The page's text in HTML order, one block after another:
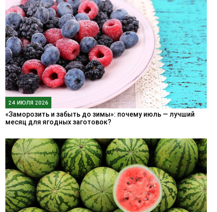
24 ИЮЛЯ 2026
«Заморозить и забыть до зимы»: почему июль — лучший
месяц для ягодных заготовок?